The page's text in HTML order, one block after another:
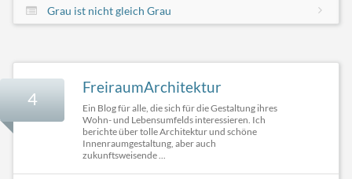
Grau ist nicht gleich Grau
4
FreiraumArchitektur
Ein Blog für alle, die sich für die Gestaltung ihres
Wohn- und Lebensumfelds interessieren. Ich
berichte über tolle Architektur und schöne
Innenraumgestaltung, aber auch
zukunftsweisende ...